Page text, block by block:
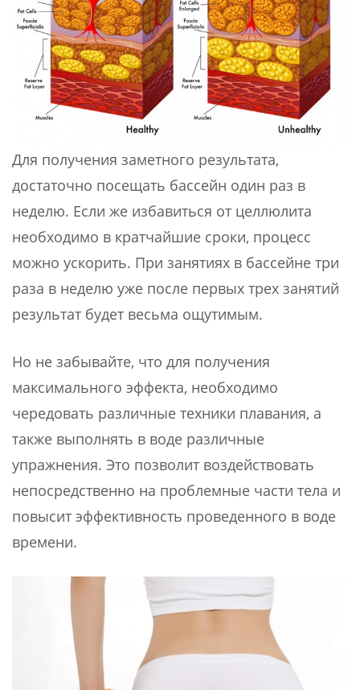
Для получения заметного результата,
достаточно посещать бассейн один раз в
неделю. Если же избавиться от целлюлита
необходимо в кратчайшие сроки, процесс
можно ускорить. При занятиях в бассейне три
раза в неделю уже после первых трех занятий
результат будет весьма ощутимым.
Но не забывайте, что для получения
максимального эффекта, необходимо
чередовать различные техники плавания, а
также выполнять в воде различные
упражнения. Это позволит воздействовать
непосредственно на проблемные части тела и
повысит эффективность проведенного в воде
времени.